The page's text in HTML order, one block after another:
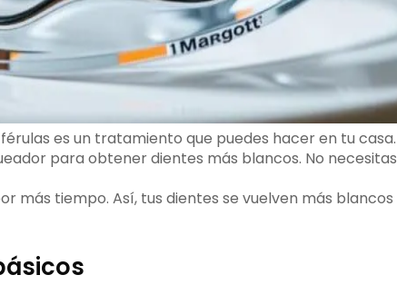
es un tratamiento que puedes hacer en tu casa.
para obtener dientes más blancos. No necesitas
más tiempo. Así, tus dientes se vuelven más blancos